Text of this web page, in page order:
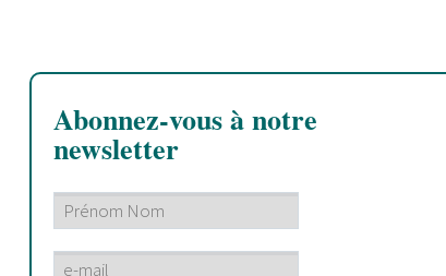
Abonnez-vous à notre
newsletter